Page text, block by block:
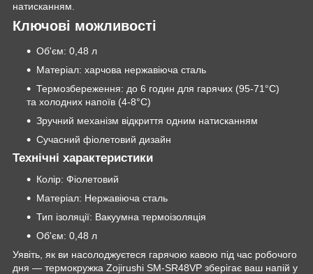
натисканням.
Ключові можливості
Об'єм: 0,48 л
Матеріал: харчова нержавіюча сталь
Термозбереження: до 6 годин для гарячих (95-71°C)
та холодних напоїв (4-8°C)
Зручний механізм відкриття одним натисканням
Сучасний фіолетовий дизайн
Технічні характеристики
Колір: Фіолетовий
Матеріал: Нержавіюча сталь
Тип ізоляції: Вакуумна термоізоляція
Об'єм: 0,48 л
Уявіть, як ви насолоджуєтеся гарячою кавою під час робочого
дня — термокружка Zojirushi SM-SR48VP зберігає ваш напій у